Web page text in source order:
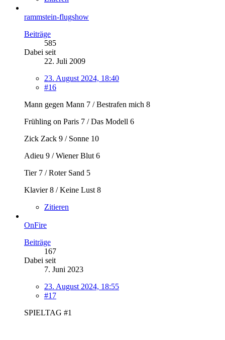
rammstein-flugshow
Beiträge
585
Dabei seit
22. Juli 2009
23. August 2024, 18:40
#16
Mann gegen Mann 7 / Bestrafen mich 8
Frühling on Paris 7 / Das Modell 6
Zick Zack 9 / Sonne 10
Adieu 9 / Wiener Blut 6
Tier 7 / Roter Sand 5
Klavier 8 / Keine Lust 8
Zitieren
OnFire
Beiträge
167
Dabei seit
7. Juni 2023
23. August 2024, 18:55
#17
SPIELTAG #1